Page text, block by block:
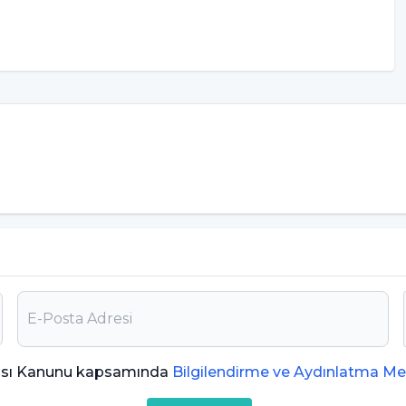
Edilir?
antiviral bir ilaç verilmemektedir. Lassa
Kanunu kapsamında Bilgilendirme ve Aydınlatma